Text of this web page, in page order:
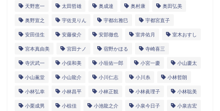
天野恵一 太田哲雄 奥成達 奥村康 奥田弘美
奥野宣之 宇佐見りん 宇都出雅巳 宇都宮直子
安田佳生 安藤俊介 安部徹也 室井佑月 室木おすし
宮本真由美 宮田ナノ 宿野かほる 寺崎喜三
寺沢武一 小俣和美 小垣佑一郎 小宮一慶 小山慶太
小山薫堂 小山龍介 小川仁志 小川糸 小林哲朗
小林弘幸 小林昌平 小林正観 小林眞理子 小林聡美
小栗成男 小椋佳 小池龍之介 小泉今日子 小泉吉宏